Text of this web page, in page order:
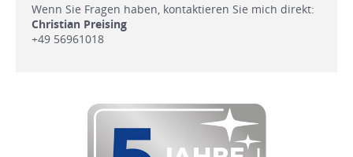
Wenn Sie Fragen haben, kontaktieren Sie mich direkt:
Christian Preising
+49 56961018